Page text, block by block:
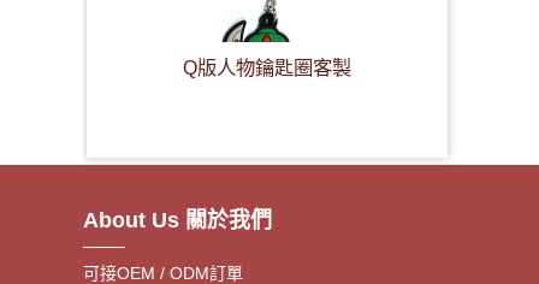
Q版人物鑰匙圈客製
About Us 關於我們
可接OEM / ODM訂單